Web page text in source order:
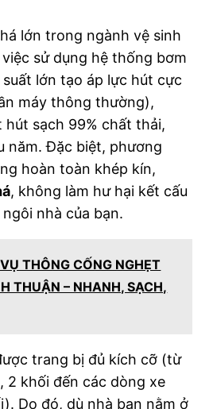
lớn trong ngành vệ sinh
sử dụng hệ thống bơm
lớn tạo áp lực hút cực
máy thông thường),
sạch 99% chất thải,
năm. Đặc biệt, phương
hoàn toàn khép kín,
, không làm hư hại kết cấu
nhà của bạn.
THÔNG CỐNG NGHẸT
THUẬN – NHANH, SẠCH,
trang bị đủ kích cỡ (từ
2 khối đến các dòng xe
Do đó, dù nhà bạn nằm ở